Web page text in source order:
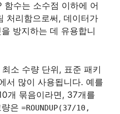
함수는 소수점 이하에 어
처리함으로써, 데이터가
방지하는 데 유용합니
소 수량 단위, 표준 패키
서 많이 사용됩니다. 예를
개 묶음이라면, 37개를
은 =ROUNDUP(37/10,